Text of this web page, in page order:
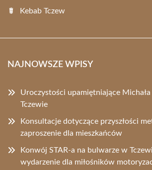
Kebab Tczew
NAJNOWSZE WPISY
Uroczystości upamiętniające
Tczewie
Konsultacje dotyczące przyszłości
zaproszenie dla mieszkańców
Konwój STAR-a na bulwarze w
wydarzenie dla miłośników